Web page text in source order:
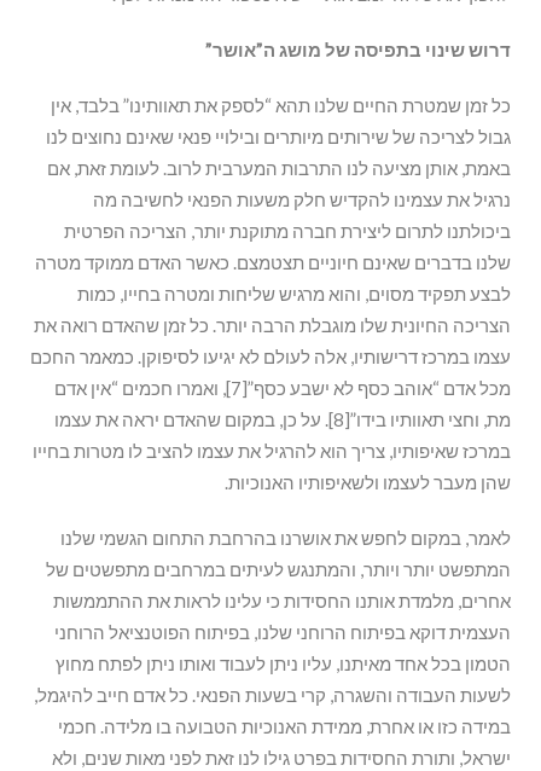
דרוש שינוי בתפיסה של מושג ה”אושר”
כל זמן שמטרת החיים שלנו תהא “לספק את תאוותינו” בלבד, אין
גבול לצריכה של שירותים מיותרים ובילויי פנאי שאינם נחוצים לנו
באמת, אותן מציעה לנו התרבות המערבית לרוב. לעומת זאת, אם
נרגיל את עצמינו להקדיש חלק משעות הפנאי לחשיבה מה
ביכולתנו לתרום ליצירת חברה מתוקנת יותר, הצריכה הפרטית
שלנו בדברים שאינם חיוניים תצטמצם. כאשר האדם ממוקד מטרה
לבצע תפקיד מסוים, והוא מרגיש שליחות ומטרה בחייו, כמות
הצריכה החיונית שלו מוגבלת הרבה יותר. כל זמן שהאדם רואה את
עצמו במרכז דרישותיו, אלה לעולם לא יגיעו לסיפוקן. כמאמר החכם
מכל אדם “אוהב כסף לא ישבע כסף”[7], ואמרו חכמים “אין אדם
מת, וחצי תאוותיו בידו”[8]. על כן, במקום שהאדם יראה את עצמו
במרכז שאיפותיו, צריך הוא להרגיל את עצמו להציב לו מטרות בחייו
שהן מעבר לעצמו ולשאיפותיו האנוכיות.
לאמר, במקום לחפש את אושרנו בהרחבת התחום הגשמי שלנו
המתפשט יותר ויותר, והמתנגש לעיתים במרחבים מתפשטים של
אחרים, מלמדת אותנו החסידות כי עלינו לראות את ההתממשות
העצמית דוקא בפיתוח הרוחני שלנו, בפיתוח הפוטנציאל הרוחני
הטמון בכל אחד מאיתנו, עליו ניתן לעבוד ואותו ניתן לפתח מחוץ
לשעות העבודה והשגרה, קרי בשעות הפנאי. כל אדם חייב להיגמל,
במידה כזו או אחרת, ממידת האנוכיות הטבועה בו מלידה. חכמי
ישראל, ותורת החסידות בפרט גילו לנו זאת לפני מאות שנים, ולא